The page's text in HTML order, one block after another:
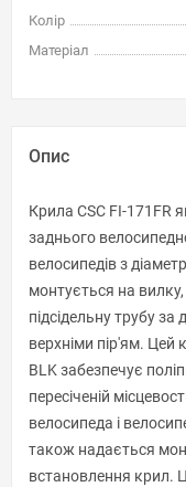
Колір
Матеріал
Опис
Крила CSC FI-171FR
заднього
велосипедів з
монтується на
підсідельну трубу
верхніми пір'ям. Цей
BLK забезпечує
пересіченій
велосипеда і
також надається
встановлення крил.